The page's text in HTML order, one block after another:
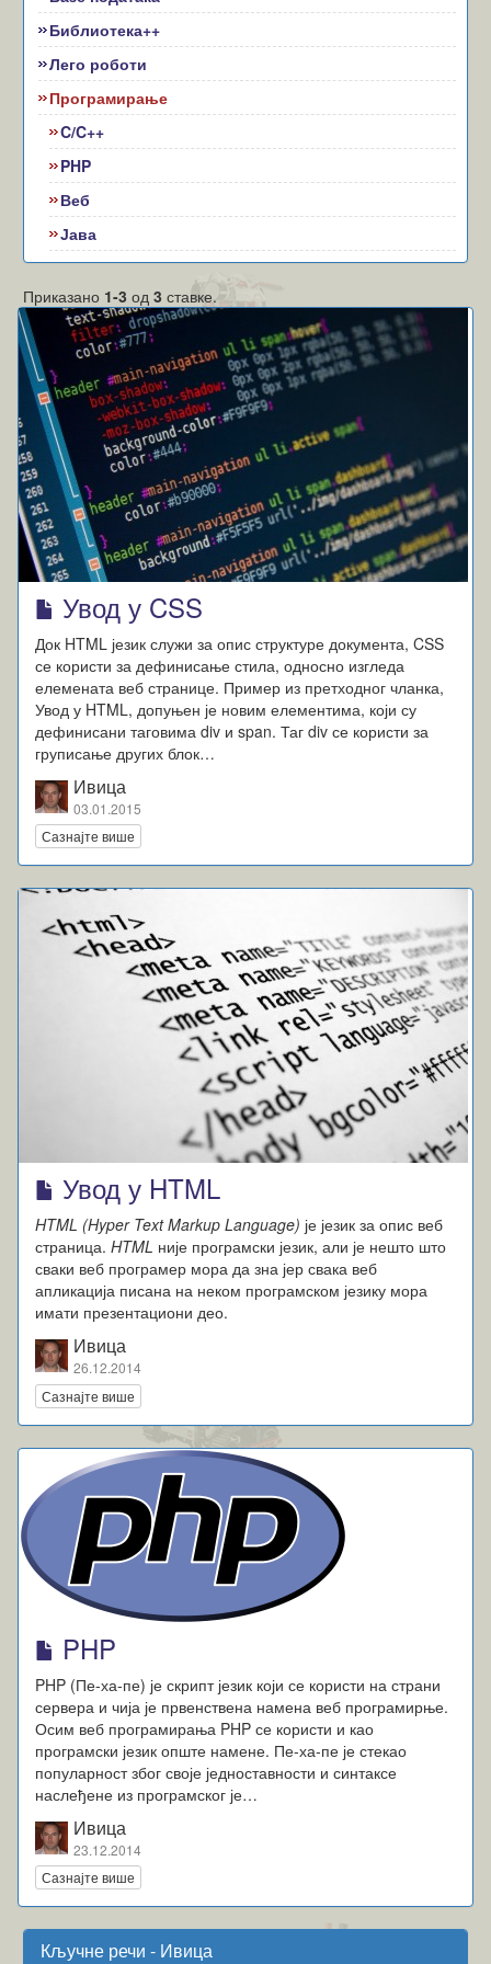
Библиотека++
Лего роботи
Програмирање
C/C++
PHP
Веб
Јава
Приказано 1-3 од3 ставке.
Увод у CSS
Док HTML језик служи за опис структуре документа, CSS
се користи за дефинисање стила, односно изгледа
елемената веб странице. Пример из претходног чланка,
Увод у HTML, допуњен је новим елементима, који су
дефинисани таговима div и span. Таг div се користи за
груписање других блок…
Ивица
03.01.2015
Сазнајте више
Увод у HTML
HTML (Hyper Text Markup Language) је језик за опис веб
страница.HTML није програмски језик, али је нешто што
сваки веб програмер мора да зна јер свака веб
апликација писана на неком програмском језику мора
имати презентациони део.
Ивица
26.12.2014
Сазнајте више
PHP
PHP (Пе-ха-пе) је скрипт језик који се користи на страни
сервера и чија је првенствена намена веб програмирње.
Осим веб програмирања PHP се користи и као
програмски језик опште намене. Пе-ха-пе је стекао
популарност због своје једноставности и синтаксе
наслеђене из програмског је…
Ивица
23.12.2014
Сазнајте више
Кључне речи - Ивица